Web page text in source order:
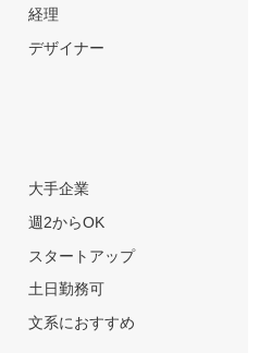
経理
デザイナー
大手企業
週2からOK
スタートアップ
土日勤務可
文系におすすめ